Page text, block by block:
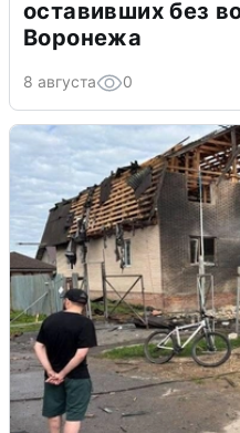
оставивших без
Воронежа
8 августа 0